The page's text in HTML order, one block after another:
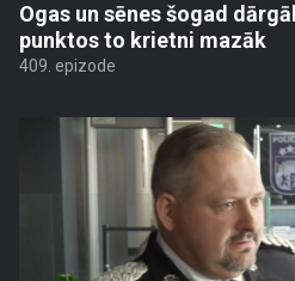
Ogas un sēnes šogad
punktos to krietni mazāk
409. epizode